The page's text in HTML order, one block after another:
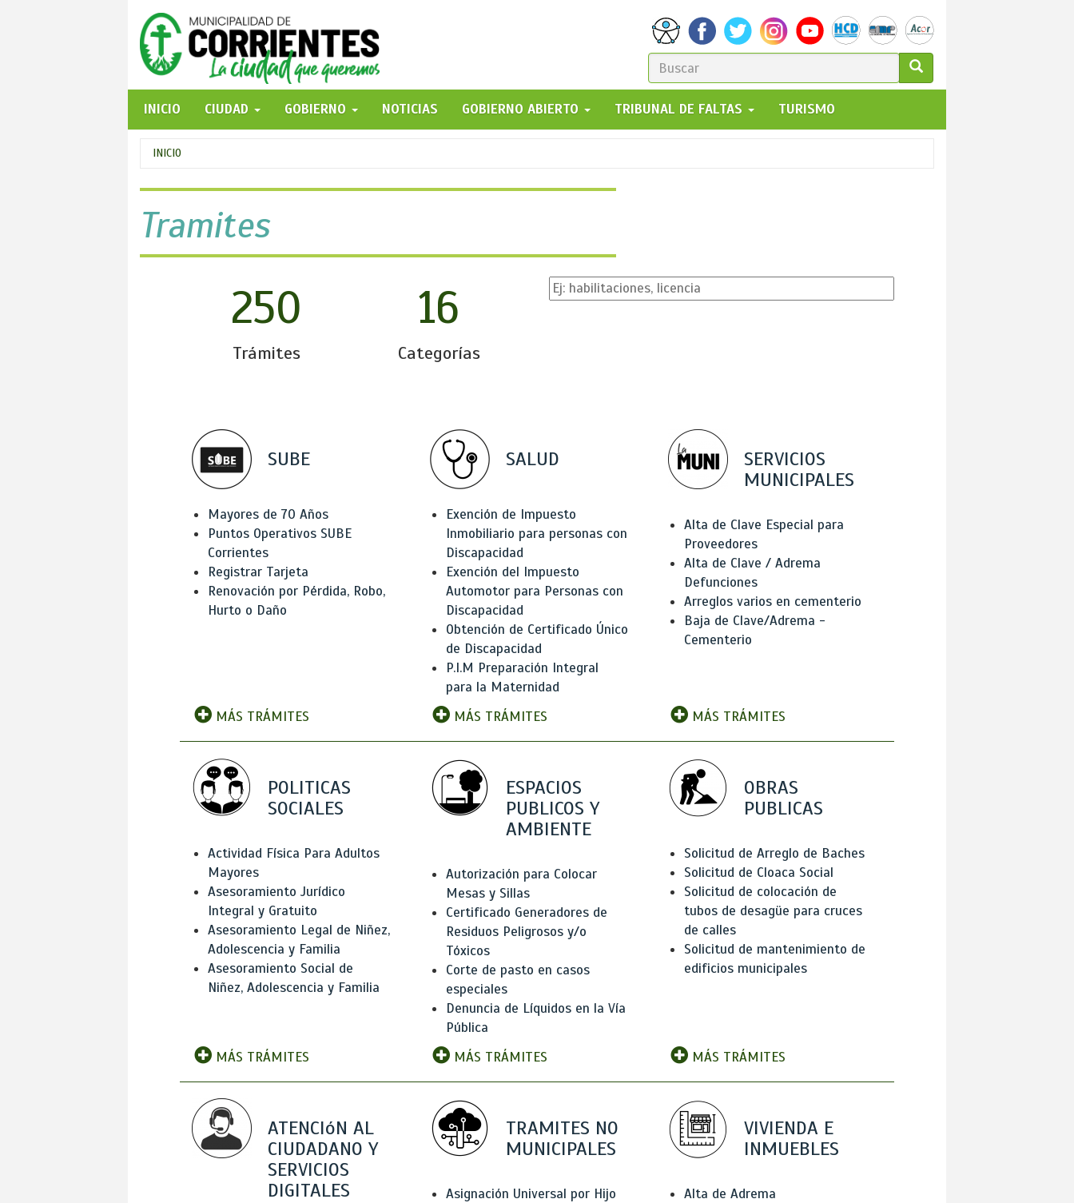
FORMULARIO
DE
BÚSQUEDA
GO!
INICIO
CIUDAD GOBIERNO NOTICIAS GOBIERNO ABIERTO TRIBUNAL DE FALTAS TURISMO
Se
encuentra
usted
aquí
INICIO
Tramites
250
Trámites
16
Categorías
SUBE
Mayores de 70 Años
Puntos Operativos SUBE
Corrientes
Registrar Tarjeta
Renovación por Pérdida, Robo,
Hurto o Daño
MÁS TRÁMITES
SALUD
Exención de Impuesto
Inmobiliario para personas con
Discapacidad
Exención del Impuesto
Automotor para Personas con
Discapacidad
Obtención de Certificado Único
de Discapacidad
P.I.M Preparación Integral
para la Maternidad
MÁS TRÁMITES
SERVICIOS
MUNICIPALES
Alta de Clave Especial para
Proveedores
Alta de Clave / Adrema
Defunciones
Arreglos varios en cementerio
Baja de Clave/Adrema -
Cementerio
MÁS TRÁMITES
POLITICAS
SOCIALES
Actividad Física Para Adultos
Mayores
Asesoramiento Jurídico
Integral y Gratuito
Asesoramiento Legal de Niñez,
Adolescencia y Familia
Asesoramiento Social de
Niñez, Adolescencia y Familia
MÁS TRÁMITES
ESPACIOS
PUBLICOS Y
AMBIENTE
Autorización para Colocar
Mesas y Sillas
Certificado Generadores de
Residuos Peligrosos y/o
Tóxicos
Corte de pasto en casos
especiales
Denuncia de Líquidos en la Vía
Pública
MÁS TRÁMITES
OBRAS
PUBLICAS
Solicitud de Arreglo de Baches
Solicitud de Cloaca Social
Solicitud de colocación de
tubos de desagüe para cruces
de calles
Solicitud de mantenimiento de
edificios municipales
MÁS TRÁMITES
ATENCIóN AL
CIUDADANO Y
SERVICIOS
DIGITALES
TRAMITES NO
MUNICIPALES
Asignación Universal por Hijo
VIVIENDA E
INMUEBLES
Alta de Adrema